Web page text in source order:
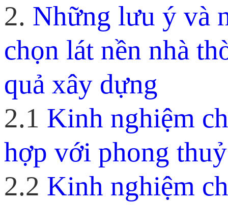
2. Những lưu ý và
chọn lát nền nhà
quả xây dựng
2.1 Kinh nghiệm
hợp với phong
2.2 Kinh nghiệm